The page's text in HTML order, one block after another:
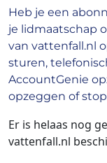
Heb je een
je lidmaatschap
van vattenfall.nl
sturen,
AccountGenie
opzeggen of
Er is helaas nog
vattenfall.nl